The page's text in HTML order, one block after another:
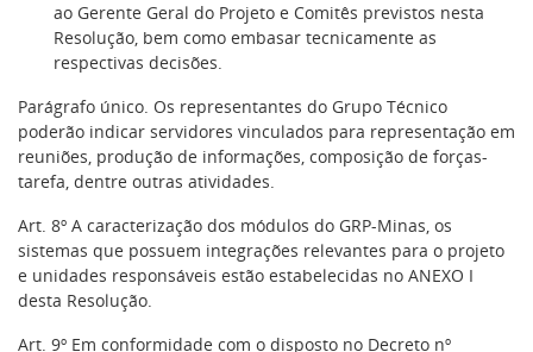
ao Gerente Geral do Projeto e Comitês previstos nesta
Resolução, bem como embasar tecnicamente as
respectivas decisões.
Parágrafo único. Os representantes do Grupo Técnico
poderão indicar servidores vinculados para representação em
reuniões, produção de informações, composição de forças-
tarefa, dentre outras atividades.
Art. 8º A caracterização dos módulos do GRP-Minas, os
sistemas que possuem integrações relevantes para o projeto
e unidades responsáveis estão estabelecidas no ANEXO I
desta Resolução.
Art. 9º Em conformidade com o disposto no Decreto nº